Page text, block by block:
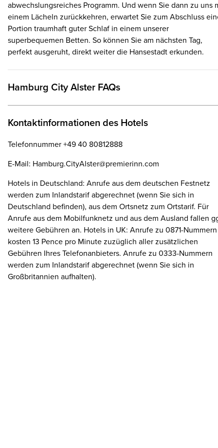
abwechslungsreiches Programm. Und wenn Sie dann zu uns
einem Lächeln zurückkehren, erwartet Sie zum Abschluss
Portion traumhaft guter Schlaf in einem unserer
superbequemen Betten. So können Sie am nächsten Tag,
perfekt ausgeruht, direkt weiter die Hansestadt erkunden.
Hamburg City Alster FAQs
Kontaktinformationen des Hotels
Telefonnummer +49 40 80812888
E-Mail: Hamburg.CityAlster@premierinn.com
Hotels in Deutschland: Anrufe aus dem deutschen Festnetz
werden zum Inlandstarif abgerechnet (wenn Sie sich in
Deutschland befinden), aus dem Ortsnetz zum Ortstarif. Für
Anrufe aus dem Mobilfunknetz und aus dem Ausland fallen
weitere Gebühren an. Hotels in UK: Anrufe zu 0871-Nummern
kosten 13 Pence pro Minute zuzüglich aller zusätzlichen
Gebühren Ihres Telefonanbieters. Anrufe zu 0333-Nummern
werden zum Inlandstarif abgerechnet (wenn Sie sich in
Großbritannien aufhalten).